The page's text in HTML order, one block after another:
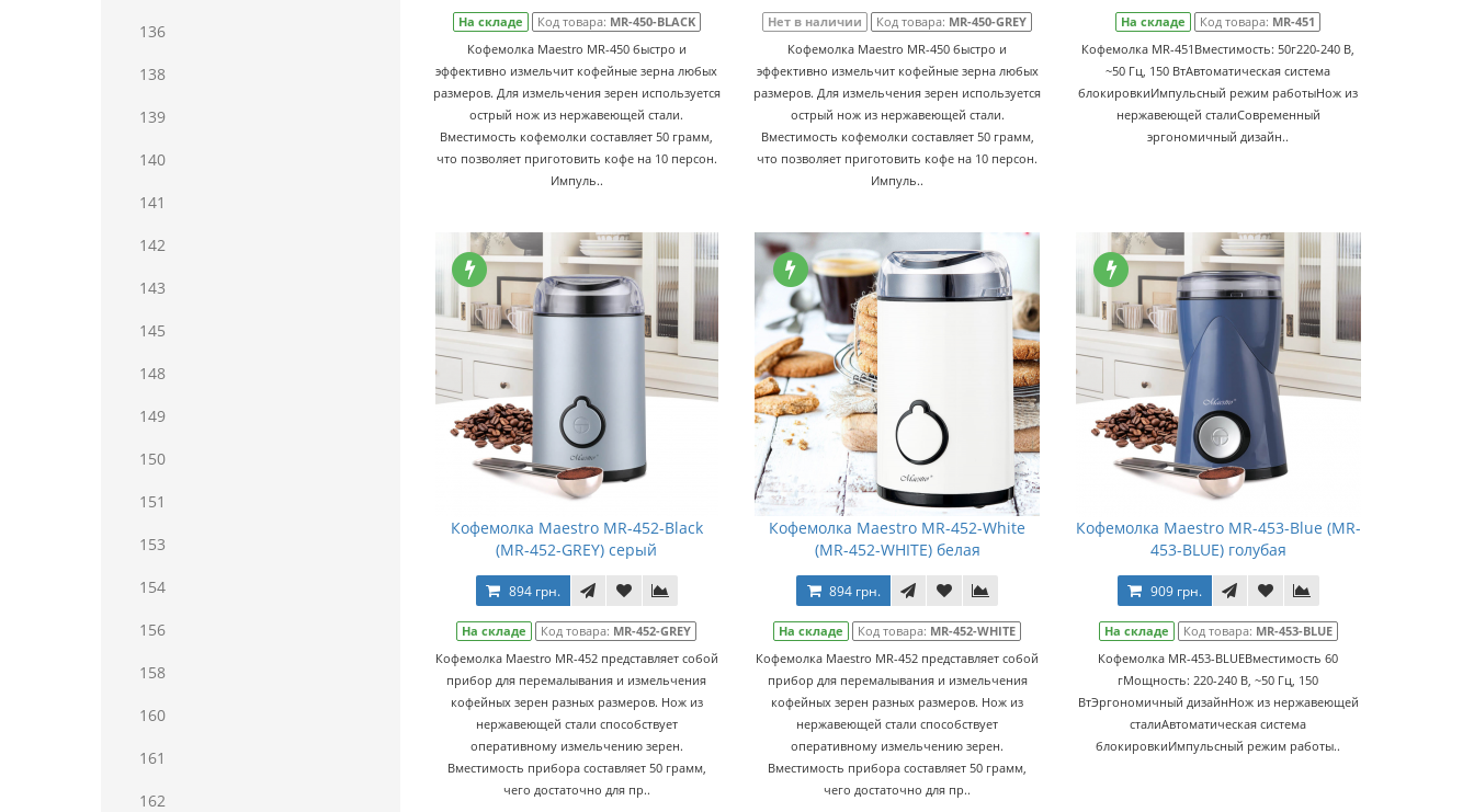
136
138
139
140
141
142
143
145
148
149
150
151
153
154
156
158
160
161
162
На складе Код товара: MR-450-BLACK
Кофемолка Maestro MR-450 быстро и
эффективно измельчит кофейные зерна любых
размеров. Для измельчения зерен используется
острый нож из нержавеющей стали.
Вместимость кофемолки составляет 50 грамм,
что позволяет приготовить кофе на 10 персон.
Импуль..
Нет в наличии Код товара: MR-450-GREY
Кофемолка Maestro MR-450 быстро и
эффективно измельчит кофейные зерна любых
размеров. Для измельчения зерен используется
острый нож из нержавеющей стали.
Вместимость кофемолки составляет 50 грамм,
что позволяет приготовить кофе на 10 персон.
Импуль..
На складе Код товара: MR-451
Кофемолка MR-451Вместимость: 50г220-240 В,
~50 Гц, 150 ВтАвтоматическая система
блокировкиИмпульсный режим работыНож из
нержавеющей сталиCовременный
эргономичный дизайн..
Кофемолка Maestro MR-452-Black
(MR-452-GREY) серый
894 грн.
На складе Код товара: MR-452-GREY
Кофемолка Maestro MR-452 представляет собой
прибор для перемалывания и измельчения
кофейных зерен разных размеров. Нож из
нержавеющей стали способствует
оперативному измельчению зерен.
Вместимость прибора составляет 50 грамм,
чего достаточно для пр..
Кофемолка Maestro MR-452-White
(MR-452-WHITE) белая
894 грн.
На складе Код товара: MR-452-WHITE
Кофемолка Maestro MR-452 представляет собой
прибор для перемалывания и измельчения
кофейных зерен разных размеров. Нож из
нержавеющей стали способствует
оперативному измельчению зерен.
Вместимость прибора составляет 50 грамм,
чего достаточно для пр..
Кофемолка Maestro MR-453-Blue (MR-
453-BLUE) голубая
909 грн.
На складе Код товара: MR-453-BLUE
Кофемолка MR-453-BLUEВместимость 60
гМощность: 220-240 В, ~50 Гц, 150
ВтЭргономичный дизайнНож из нержавеющей
сталиАвтоматическая система
блокировкиИмпульсный режим работы..